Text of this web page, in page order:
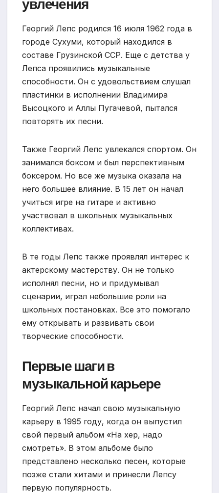
увлечения
Георгий Лепс родился 16 июля 1962 года в
городе Сухуми, который находился в
составе Грузинской ССР. Еще с детства у
Лепса проявились музыкальные
способности. Он с удовольствием слушал
пластинки в исполнении Владимира
Высоцкого и Аллы Пугачевой, пытался
повторять их песни.
Также Георгий Лепс увлекался спортом. Он
занимался боксом и был перспективным
боксером. Но все же музыка оказала на
него большее влияние. В 15 лет он начал
учиться игре на гитаре и активно
участвовал в школьных музыкальных
коллективах.
В те годы Лепс также проявлял интерес к
актерскому мастерству. Он не только
исполнял песни, но и придумывал
сценарии, играл небольшие роли на
школьных постановках. Все это помогало
ему открывать и развивать свои
творческие способности.
Первые шаги в
музыкальной карьере
Георгий Лепс начал свою музыкальную
карьеру в 1995 году, когда он выпустил
свой первый альбом «На хер, надо
смотреть». В этом альбоме было
представлено несколько песен, которые
позже стали хитами и принесли Лепсу
первую популярность.